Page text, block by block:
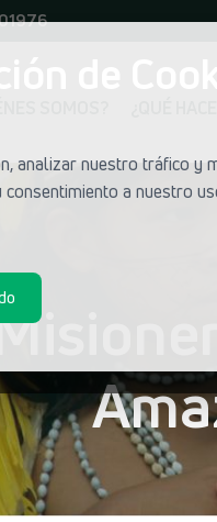
analizar nuestro tráfico y
a nuestro